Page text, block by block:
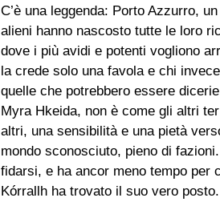
C’è una leggenda: Porto Azzurro,
alieni hanno nascosto tutte le loro
dove i più avidi e potenti vogliono
la crede solo una favola e chi
quelle che potrebbero essere
Myra Hkeida, non è come gli altri
altri, una sensibilità e una pietà
mondo sconosciuto, pieno di
fidarsi, e ha ancor meno tempo per
Kórrallh ha trovato il suo vero posto.